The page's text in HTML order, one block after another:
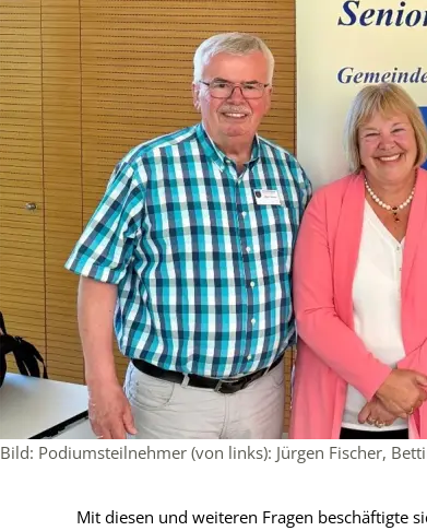
Bild: Podiumsteilnehmer (von links): Jürgen Fischer,
Mit diesen und weiteren Fragen beschäftigte